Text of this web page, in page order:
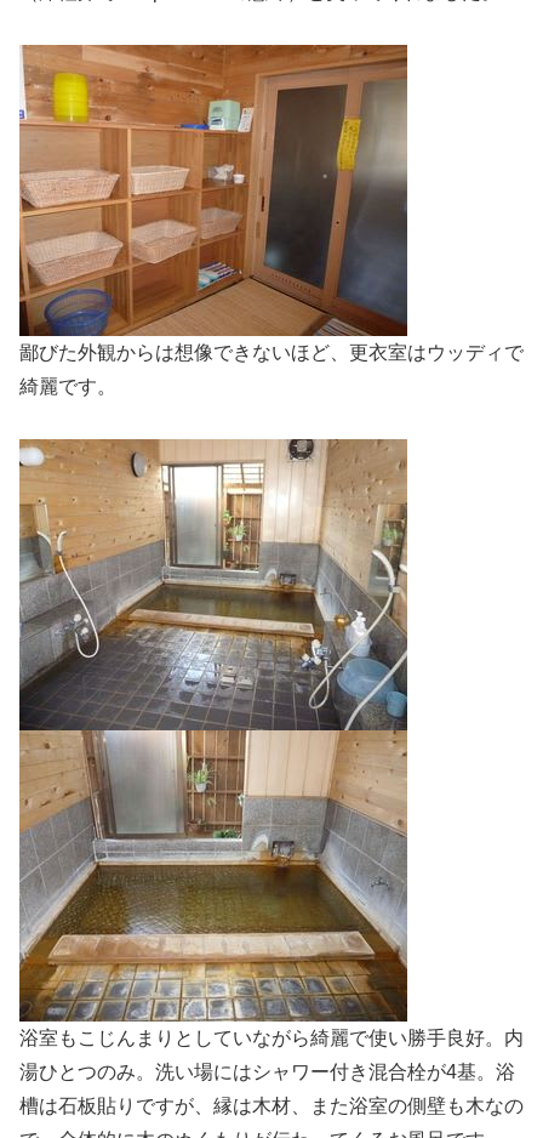
鄙びた外観からは想像できないほど、更衣室はウッディで
綺麗です。
浴室もこじんまりとしていながら綺麗で使い勝手良好。内
湯ひとつのみ。洗い場にはシャワー付き混合栓が4基。浴
槽は石板貼りですが、縁は木材、また浴室の側壁も木なの